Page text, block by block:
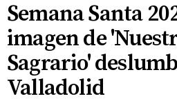
Semana Santa
imagen de
Sagrario'
Valladolid